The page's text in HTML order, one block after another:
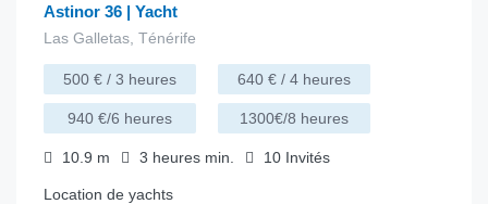
Astinor 36 | Yacht
Las Galletas, Ténérife
500 € / 3 heures 640 € / 4 heures
940 €/6 heures 1300€/8 heures
10.9 m 3 heures min. 10 Invités
Location de yachts